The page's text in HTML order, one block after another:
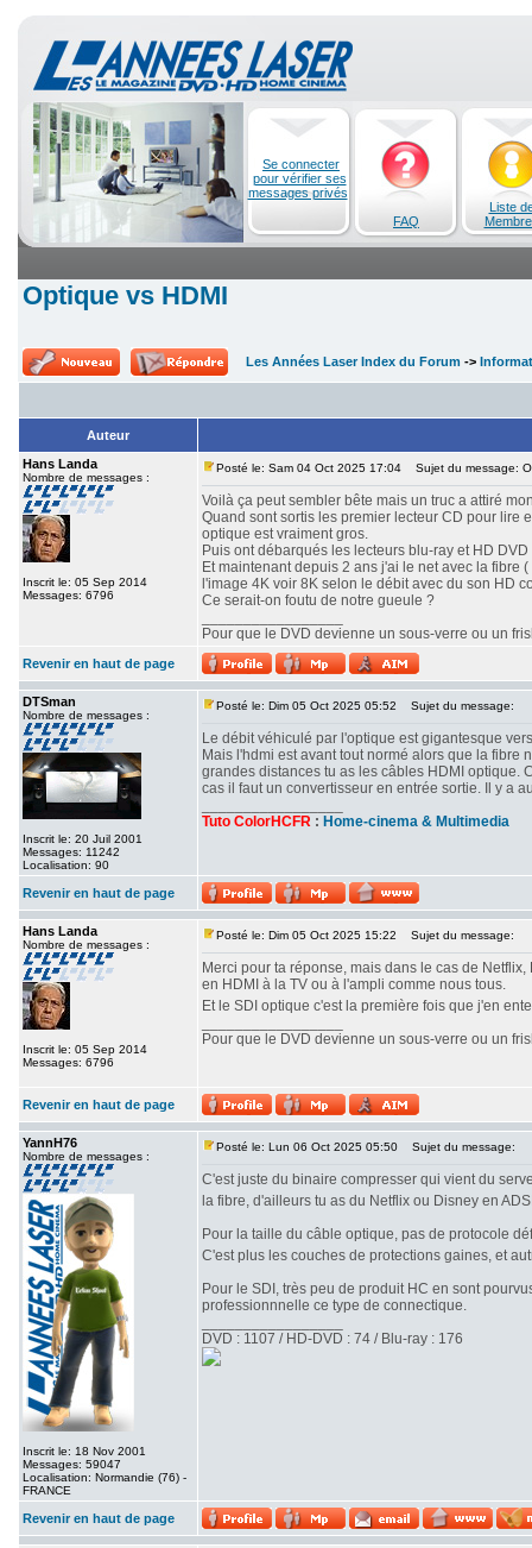
Se connecter
pour vérifier ses
messages privés
FAQ
Liste
Optique vs HDMI
Les Années Laser Index du Forum ->
Auteur
Hans Landa
Nombre de messages :
Inscrit le: 05 Sep 2014
Messages: 6796
Posté le: Sam 04 Oct 2025 17:04 Sujet du message:
Voilà ça peut sembler bête mais un truc a attiré
Quand sont sortis les premier lecteur CD pour lire
optique est vraiment gros.
Puis ont débarqués les lecteurs blu-ray et HD
Et maintenant depuis 2 ans j'ai le net avec la fibre
l'image 4K voir 8K selon le débit avec du son HD
Ce serait-on foutu de notre gueule ?
Pour que le DVD devienne un sous-verre ou un
Revenir en haut de page
DTSman
Nombre de messages :
Inscrit le: 20 Juil 2001
Messages: 11242
Localisation: 90
Posté le: Dim 05 Oct 2025 05:52 Sujet du message:
Le débit véhiculé par l'optique est gigantesque
Mais l'hdmi est avant tout normé alors que la fibre
grandes distances tu as les câbles HDMI optique.
cas il faut un convertisseur en entrée sortie. Il y a
Tuto ColorHCFR : Home-cinema & Multimedia
Revenir en haut de page
Hans Landa
Nombre de messages :
Inscrit le: 05 Sep 2014
Messages: 6796
Posté le: Dim 05 Oct 2025 15:22 Sujet du message:
Merci pour ta réponse, mais dans le cas de
en HDMI à la TV ou à l'ampli comme nous tous.
Et le SDI optique c'est la première fois que j'en
Pour que le DVD devienne un sous-verre ou un
Revenir en haut de page
YannH76
Nombre de messages :
Inscrit le: 18 Nov 2001
Messages: 59047
Localisation: Normandie (76) -
FRANCE
Posté le: Lun 06 Oct 2025 05:50 Sujet du message:
C'est juste du binaire compresser qui vient du
la fibre, d'ailleurs tu as du Netflix ou Disney en
Pour la taille du câble optique, pas de protocole
C'est plus les couches de protections gaines, et
Pour le SDI, très peu de produit HC en sont
professionnnelle ce type de connectique.
DVD : 1107 / HD-DVD : 74 / Blu-ray : 176
Revenir en haut de page